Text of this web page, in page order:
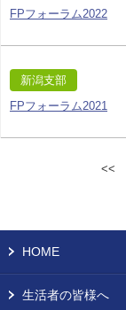
FPフォーラム2022
新潟支部
FPフォーラム2021
<<
HOME
生活者の皆様へ